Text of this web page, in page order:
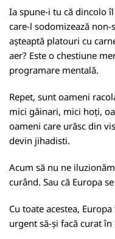
Ia spune-i tu că dincolo
care-l sodomizează
așteaptă platouri cu
aer? Este o chestiune
programare mentală.
Repet, sunt oameni
mici găinari, mici hoți,
oameni care urăsc din
devin jihadisti.
Acum să nu ne
curând. Sau că Europa
Cu toate acestea,
urgent să-și facă curat în